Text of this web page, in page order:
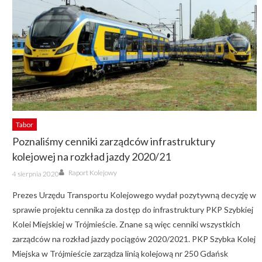
Tabor
Poznaliśmy cenniki zarządców infrastruktury
kolejowej na rozkład jazdy 2020/21
Posted
on
4 sierpnia 2020 Author
Raport Kolejowy
Prezes Urzędu Transportu Kolejowego wydał pozytywną decyzję w
sprawie projektu cennika za dostęp do infrastruktury PKP Szybkiej
Kolei Miejskiej w Trójmieście. Znane są więc cenniki wszystkich
zarządców na rozkład jazdy pociągów 2020/2021. PKP Szybka Kolej
Miejska w Trójmieście zarządza linią kolejową nr 250 Gdańsk